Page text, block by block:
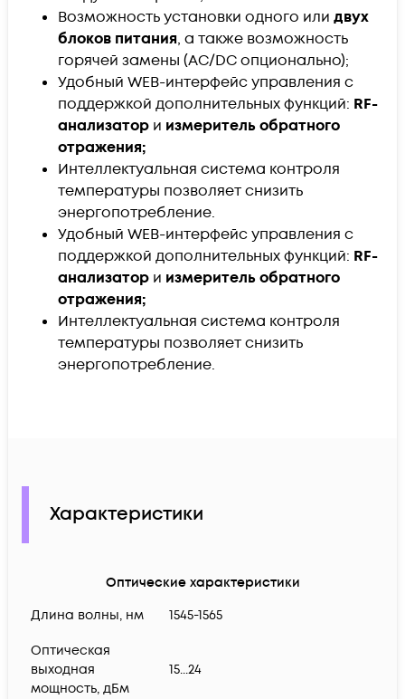
Возможность установки одного или двух
блоков питания, а также возможность
горячей замены (AC/DC опционально);
Удобный WEB-интерфейс управления c
поддержкой дополнительных функций: RF-
анализатор и измеритель обратного
отражения;
Интеллектуальная система контроля
температуры позволяет снизить
энергопотребление.
Удобный WEB-интерфейс управления c
поддержкой дополнительных функций: RF-
анализатор и измеритель обратного
отражения;
Интеллектуальная система контроля
температуры позволяет снизить
энергопотребление.
Характеристики
Оптические характеристики
Длина волны, нм
1545-1565
Оптическая
выходная
мощность, дБм
15...24